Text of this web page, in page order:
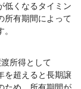
低くなるタイミン
所有期間によって
所得として
を超えると長期譲